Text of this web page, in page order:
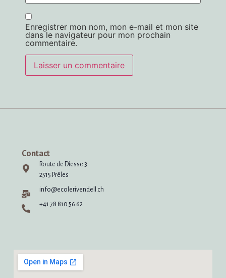
Enregistrer mon nom, mon e-mail et mon site
dans le navigateur pour mon prochain
commentaire.
Contact
Route de Diesse 3
2515 Prêles
info@ecolerivendell.ch
+41 78 810 56 62